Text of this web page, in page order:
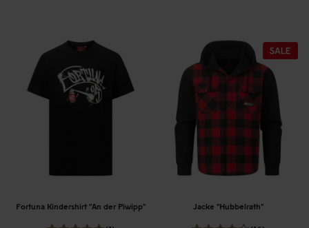
Fortuna Kindershirt "An der Piwipp" Jacke "Hubbelrath"